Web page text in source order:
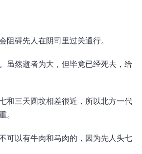
阻碍先人在阴司里过关通行。
虽然逝者为大，但毕竟已经死去，给
和三天圆坟相差很近，所以北方一代
。
可以有牛肉和马肉的，因为先人头七